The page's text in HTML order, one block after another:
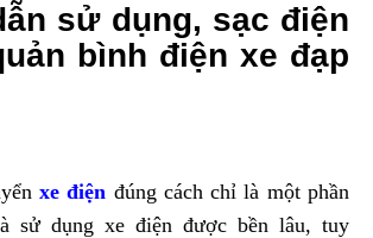
sử dụng, sạc điện
bình điện xe đạp
xe điện đúng cách chỉ là một phần
sử dụng xe điện được bền lâu, tuy